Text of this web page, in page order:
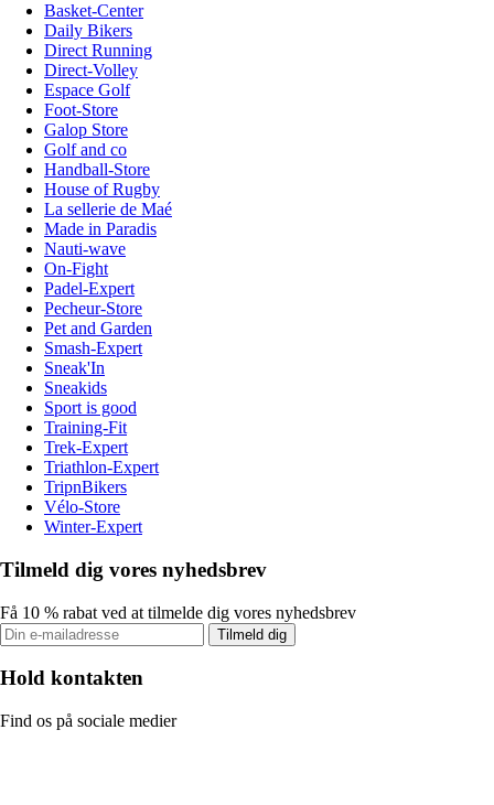
Basket-Center
Daily Bikers
Direct Running
Direct-Volley
Espace Golf
Foot-Store
Galop Store
Golf and co
Handball-Store
House of Rugby
La sellerie de Maé
Made in Paradis
Nauti-wave
On-Fight
Padel-Expert
Pecheur-Store
Pet and Garden
Smash-Expert
Sneak'In
Sneakids
Sport is good
Training-Fit
Trek-Expert
Triathlon-Expert
TripnBikers
Vélo-Store
Winter-Expert
Tilmeld dig vores nyhedsbrev
Få 10 % rabat ved at tilmelde dig vores nyhedsbrev
Tilmeld dig
Hold kontakten
Find os på sociale medier